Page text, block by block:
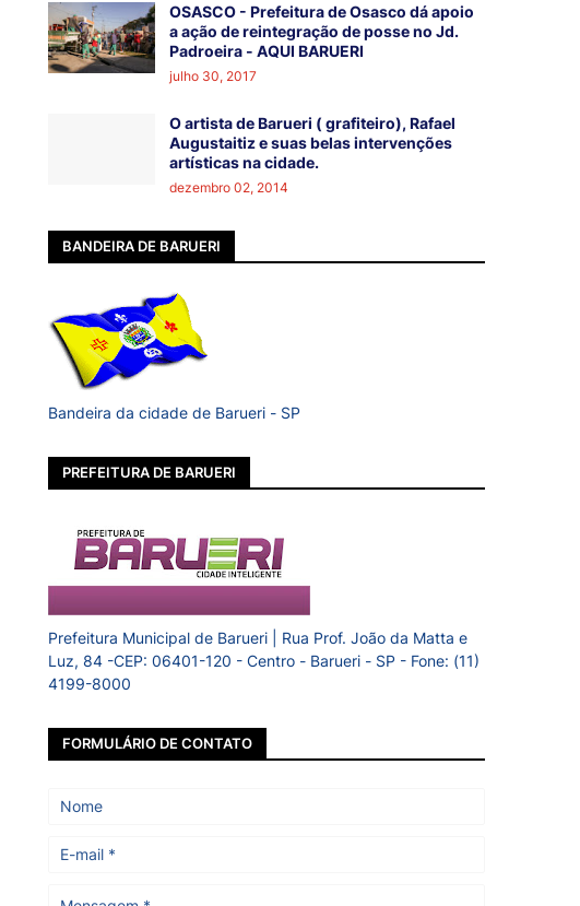
OSASCO - Prefeitura de Osasco dá apoio
a ação de reintegração de posse no Jd.
Padroeira - AQUI BARUERI
julho 30, 2017
O artista de Barueri ( grafiteiro), Rafael
Augustaitiz e suas belas intervenções
artísticas na cidade.
dezembro 02, 2014
BANDEIRA DE BARUERI
Bandeira da cidade de Barueri - SP
PREFEITURA DE BARUERI
Prefeitura Municipal de Barueri | Rua Prof. João da Matta e
Luz, 84 -CEP: 06401-120 - Centro - Barueri - SP - Fone: (11)
4199-8000
FORMULÁRIO DE CONTATO